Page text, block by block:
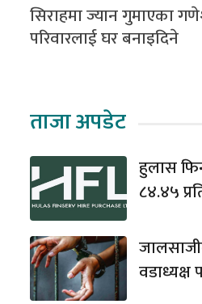
सिराहमा ज्यान गुमाएका
परिवारलाई घर बनाइदिने
ताजा अपडेट
हुलास
८४.४५
वडाध्यक्ष